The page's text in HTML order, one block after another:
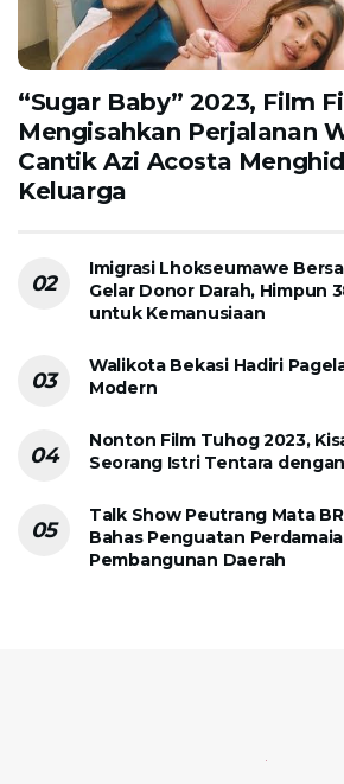
“Sugar Baby” 2023, Film
Mengisahkan Perjalanan
Cantik Azi Acosta
Keluarga
Imigrasi Lhokseumawe
Gelar Donor Darah, Himpun
untuk Kemanusiaan
Walikota Bekasi Hadiri
Modern
Nonton Film Tuhog 2023,
Seorang Istri Tentara
Talk Show Peutrang Mata
Bahas Penguatan
Pembangunan Daerah